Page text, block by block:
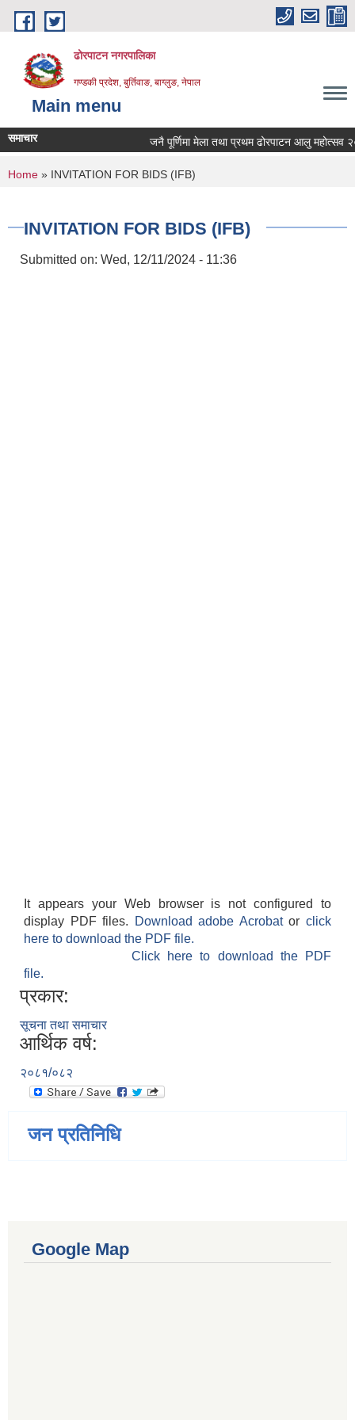
Skip to main content
ढोरपाटन नगरपालिका
गण्डकी प्रदेश, बुर्तिवाङ, बाग्लुङ, नेपाल
Main menu
समाचार जनै पूर्णिमा मेला तथा प्रथम ढोरपाटन आलु महोत्सव
You are here
Home » INVITATION FOR BIDS (IFB)
INVITATION FOR BIDS (IFB)
Submitted on: Wed, 12/11/2024 - 11:36
It appears your Web browser is not configured to
display PDF files.
Download adobe Acrobatorclick
here to download the PDF file.
Click here to download the PDF
file.
प्रकार:
सूचना तथा समाचार
आर्थिक वर्ष:
२०८१/०८२
जन प्रतिनिधि
Google Map